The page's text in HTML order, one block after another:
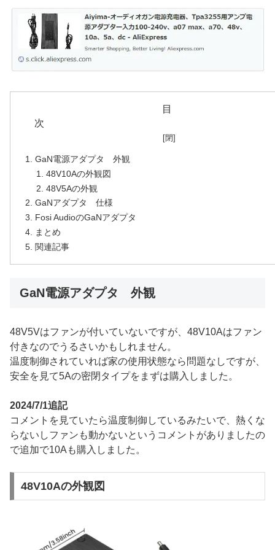
目
GaN電源アダプタ 外観
48V10Aの外観図
48V5Aの外観
GaNアダプタ 仕様
Fosi AudioのGaNアダプタ
まとめ
関連記事
GaN電源アダプタ 外観
48V5Vはファンが付いていないですが、48V10Aはファン
付きなのでうるさいかもしれません。
温度制御されていれば家の使用状態なら問題なしですが、
安全を見て5Aの密閉タイプをまずは購入しました。
2024/7/1追記
コメントを見ていたら温度制御しているみたいで、熱くな
らないしファンも動かないというコメントがありましたの
で追加で10Aも購入しました。
48V10Aの外観図